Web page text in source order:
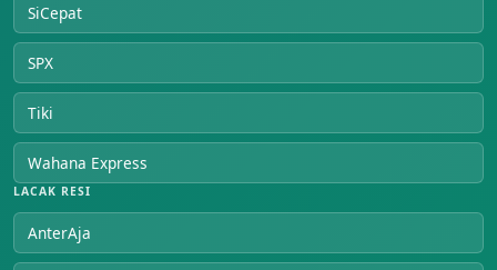
SiCepat
SPX
Tiki
Wahana Express
LACAK RESI
AnterAja